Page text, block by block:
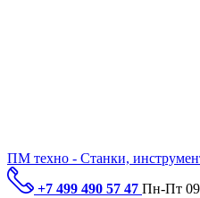
ПМ техно - Станки,
+7 499 490 57 47 Пн-Пт